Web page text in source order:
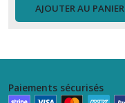
AJOUTER AU PANIER
Paiements sécurisés